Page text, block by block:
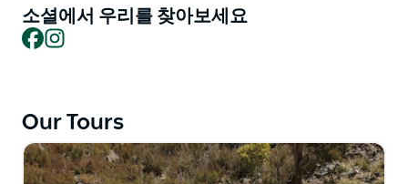
을 동시에 느낄 수 있도록 이 연약하지만 회복력이 강한
자연을 함께 나누고자 합니다.
마을로 안전하게 데려다드립니다. K7은 스노위 마운틴과
캔버라 구간 투어를 연중 내내 운영합니다. 여름에는 하이
킹 캠핑 산악자전거 암벽 등반 하강 등 다양한 액티비티를
소셜에서 우리를 찾아보세요
Facebook
Our Tours